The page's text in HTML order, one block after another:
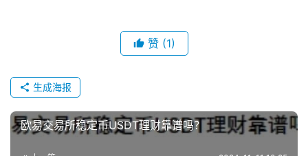
赞 (1)
生成海报
欧易交易所稳定币USDT理财靠谱吗？